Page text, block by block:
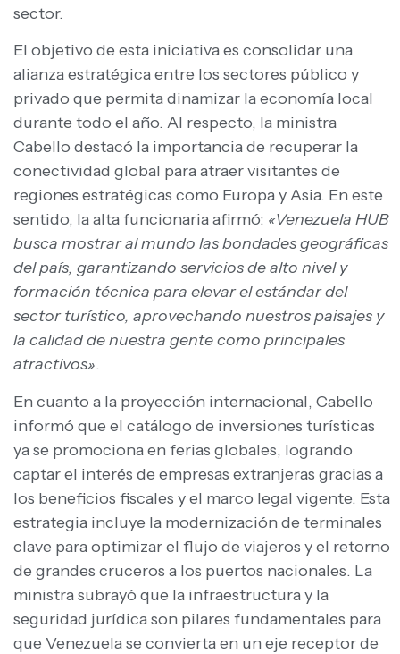
sector.
El objetivo de esta iniciativa es consolidar una
alianza estratégica entre los sectores público y
privado que permita dinamizar la economía local
durante todo el año. Al respecto, la ministra
Cabello destacó la importancia de recuperar la
conectividad global para atraer visitantes de
regiones estratégicas como Europa y Asia. En este
sentido, la alta funcionaria afirmó: «Venezuela HUB
busca mostrar al mundo las bondades geográficas
del país, garantizando servicios de alto nivel y
formación técnica para elevar el estándar del
sector turístico, aprovechando nuestros paisajes y
la calidad de nuestra gente como principales
atractivos».
En cuanto a la proyección internacional, Cabello
informó que el catálogo de inversiones turísticas
ya se promociona en ferias globales, logrando
captar el interés de empresas extranjeras gracias a
los beneficios fiscales y el marco legal vigente. Esta
estrategia incluye la modernización de terminales
clave para optimizar el flujo de viajeros y el retorno
de grandes cruceros a los puertos nacionales. La
ministra subrayó que la infraestructura y la
seguridad jurídica son pilares fundamentales para
que Venezuela se convierta en un eje receptor de